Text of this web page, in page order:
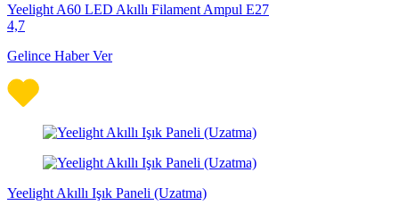
Yeelight A60 LED Akıllı Filament Ampul E27
4,7
Gelince Haber Ver
Yeelight Akıllı Işık Paneli (Uzatma)